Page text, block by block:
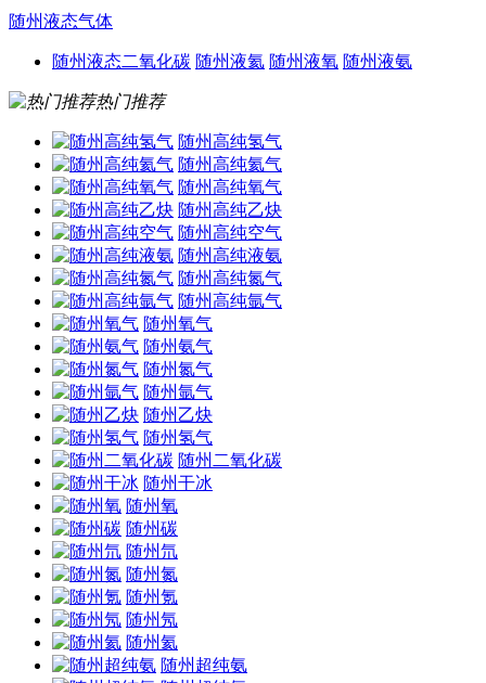
随州液态气体
随州液态二氧化碳 随州液氦 随州液氧 随州液氨
热门推荐
随州高纯氢气
随州高纯氦气
随州高纯氧气
随州高纯乙炔
随州高纯空气
随州高纯液氨
随州高纯氮气
随州高纯氩气
随州氧气
随州氨气
随州氮气
随州氩气
随州乙炔
随州氢气
随州二氧化碳
随州干冰
随州氧
随州碳
随州氘
随州氮
随州氪
随州氖
随州氦
随州超纯氨